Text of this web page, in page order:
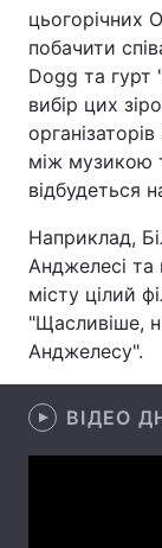
Техно і зв'язок
Зброя
Здоров'я
Цікавинки
Екологія
Лонгріди
Відео з Youtube
Інтерв'ю
Архів
цьогорічних
побачити
Dogg та гурт
вибір цих
між музикою
відбудеться
Наприклад,
Анджелесі та
місту цілий
"Щасливіше,
Анджелесу".
ВІДЕО